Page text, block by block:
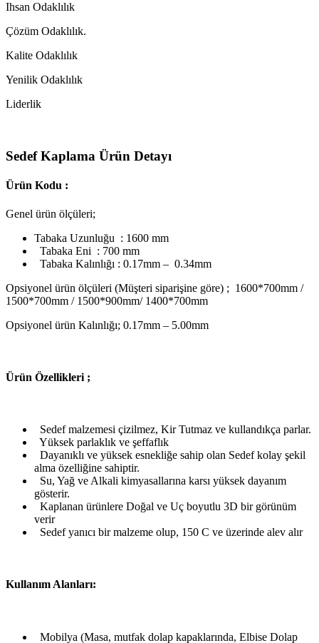
Ihsan Odaklılık
Çözüm Odaklılık.
Kalite Odaklılık
Yenilik Odaklılık
Liderlik
Sedef Kaplama Ürün Detayı
Ürün Kodu :
Genel ürün ölçüleri;
Tabaka Uzunluğu : 1600 mm
Tabaka Eni : 700 mm
Tabaka Kalınlığı : 0.17mm – 0.34mm
Opsiyonel ürün ölçüleri (Müşteri siparişine göre) ; 1600*700mm /
1500*700mm / 1500*900mm/ 1400*700mm
Opsiyonel ürün Kalınlığı; 0.17mm – 5.00mm
Ürün Özellikleri ;
Sedef malzemesi çizilmez, Kir Tutmaz ve kullandıkça parlar.
Yüksek parlaklık ve şeffaflık
Dayanıklı ve yüksek esnekliğe sahip olan Sedef kolay şekil
alma özelliğine sahiptir.
Su, Yağ ve Alkali kimyasallarına karsı yüksek dayanım
gösterir.
Kaplanan ürünlere Doğal ve Uç boyutlu 3D bir görünüm
verir
Sedef yanıcı bir malzeme olup, 150 C ve üzerinde alev alır
Kullanım Alanları:
Mobilya (Masa, mutfak dolap kapaklarında, Elbise Dolap